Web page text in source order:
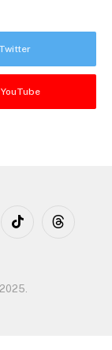
Twitter
YouTube
TikTok Threads